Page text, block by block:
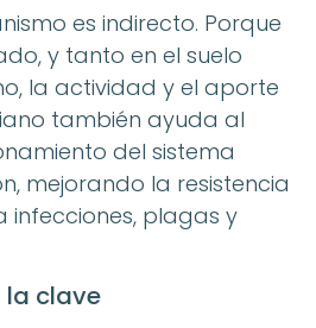
es indirecto. Porque
y tanto en el suelo
la actividad y el aporte
también ayuda al
del sistema
mejorando la resistencia
infecciones, plagas y
la clave